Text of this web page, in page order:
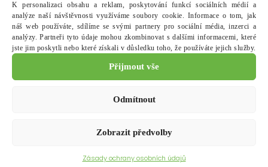
Typy zboží
Doprava a platba
Obchodní podmínky
Ochrana osobních údajů
Copyright © 2021 Expert Dev. Všechna práva vyhrazena.
K personalizaci obsahu a reklam, poskytování funkcí sociálních médií a
analýze naší návštěvnosti využíváme soubory cookie. Informace o tom, jak
náš web používáte, sdílíme se svými partnery pro sociální média, inzerci a
analýzy. Partneři tyto údaje mohou zkombinovat s dalšími informacemi, které
jste jim poskytli nebo které získali v důsledku toho, že používáte jejich služby.
Přijmout vše
Odmítnout
Zobrazit předvolby
Zásady ochrany osobních údajů